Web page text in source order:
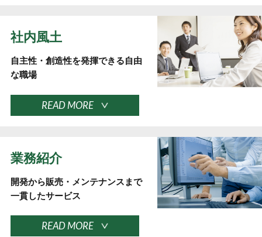
社内風土
自主性・創造性を発揮できる自由
な職場
READ MORE
業務紹介
開発から販売・メンテナンスまで
一貫したサービス
READ MORE